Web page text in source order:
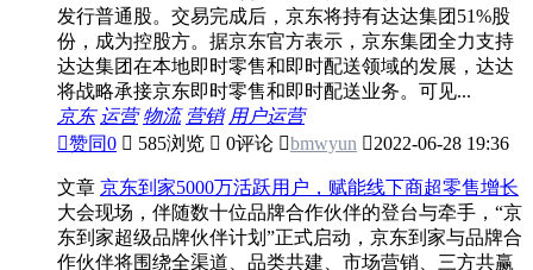
发行普通股。交易完成后，京东将持有达达集团51%股
份，成为控股方。据京东官方表示，京东集团全力支持
达达集团在本地即时零售和即时配送领域的发展，达达
将战略承接京东即时零售和即时配送业务。可见...
京东 运营 物流 营销 用户运营
赞同0  585浏览  0评论 bmwyun 2022-06-28 19:36
文章 京东到家5000万活跃用户，赋能线下商超零售增长
大会现场，伴随数十位品牌合作伙伴的登台与牵手，“京
东到家超级品牌伙伴计划”正式启动，京东到家与品牌合
作伙伴将围绕全渠道、品类共建、市场营销、三方共赢